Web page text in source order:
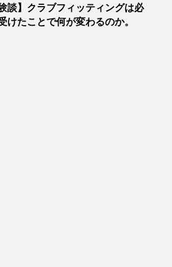
験談】クラブフィッティングは必
けたことで何が変わるのか。